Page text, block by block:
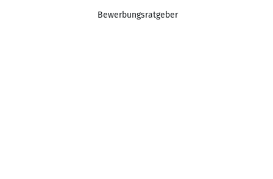
Bewerbungsratgeber